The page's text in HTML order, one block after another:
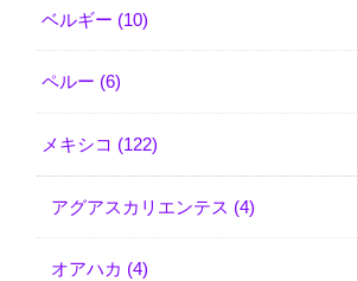
ベルギー (10)
ペルー (6)
メキシコ (122)
アグアスカリエンテス (4)
オアハカ (4)